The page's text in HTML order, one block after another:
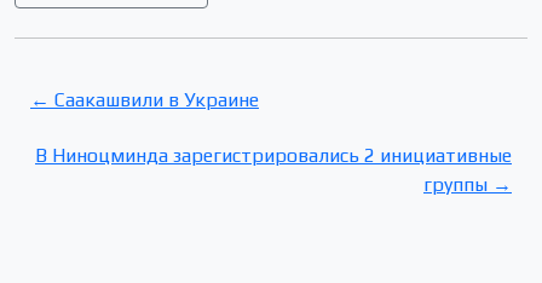
← Саакашвили в Украине
В Ниноцминда зарегистрировались 2 инициативные
группы →